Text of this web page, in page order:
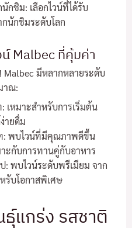
กชิม: เลือกไวน์ที่ได้รับ
นักชิมระดับโลก
Malbec ที่คุ้มค่า
Malbec มีหลากหลายระดับ
าณ:
เหมาะสำหรับการเริ่มต้น
ายดื่ม
: พบไวน์ที่มีคุณภาพดีขึ้น
ะกับการทานคู่กับอาหาร
: พบไวน์ระดับพรีเมียม จาก
รับโอกาสพิเศษ
แกร่ง รสชาติ